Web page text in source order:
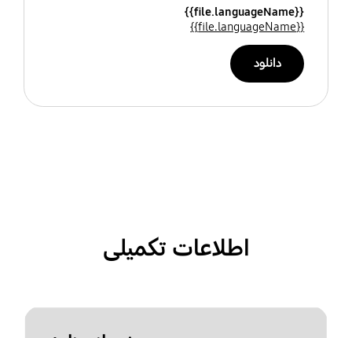
{{file.languageName}}
{{file.languageName}}
دانلود
اطلاعات تکمیلی